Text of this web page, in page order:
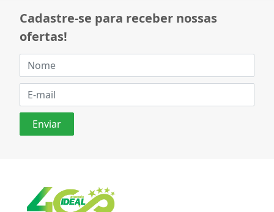
Cadastre-se para receber nossas
ofertas!